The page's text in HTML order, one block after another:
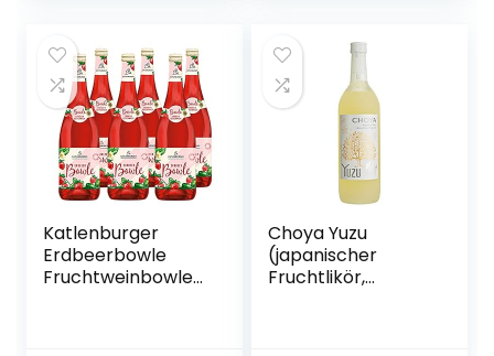
Katlenburger
Erdbeerbowle
Fruchtweinbowle
Choya Yuzu
(japanischer
Fruchtlikör,